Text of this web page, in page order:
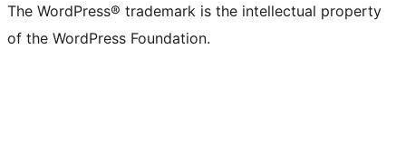
The WordPress® trademark is the intellectual property
of the WordPress Foundation.